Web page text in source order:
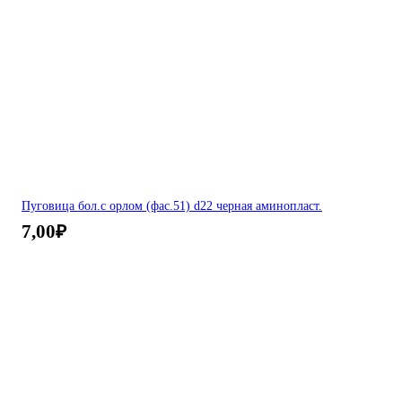
Пуговица бол.с орлом (фас.51) d22 черная аминопласт.
7,00₽